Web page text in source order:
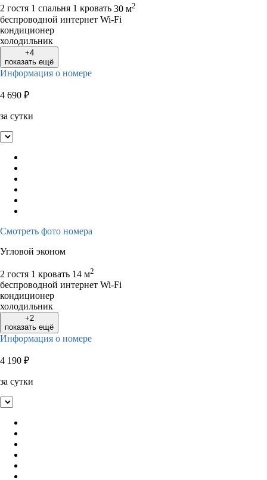
2 гостя 1 спальня 1 кровать 30 м2
беспроводной интернет Wi-Fi
кондиционер
холодильник
+4
показать ещё
Информация о номере
4 690 ₽
за сутки
Смотреть фото номера
Угловой эконом
2 гостя 1 кровать 14 м2
беспроводной интернет Wi-Fi
кондиционер
холодильник
+2
показать ещё
Информация о номере
4 190 ₽
за сутки